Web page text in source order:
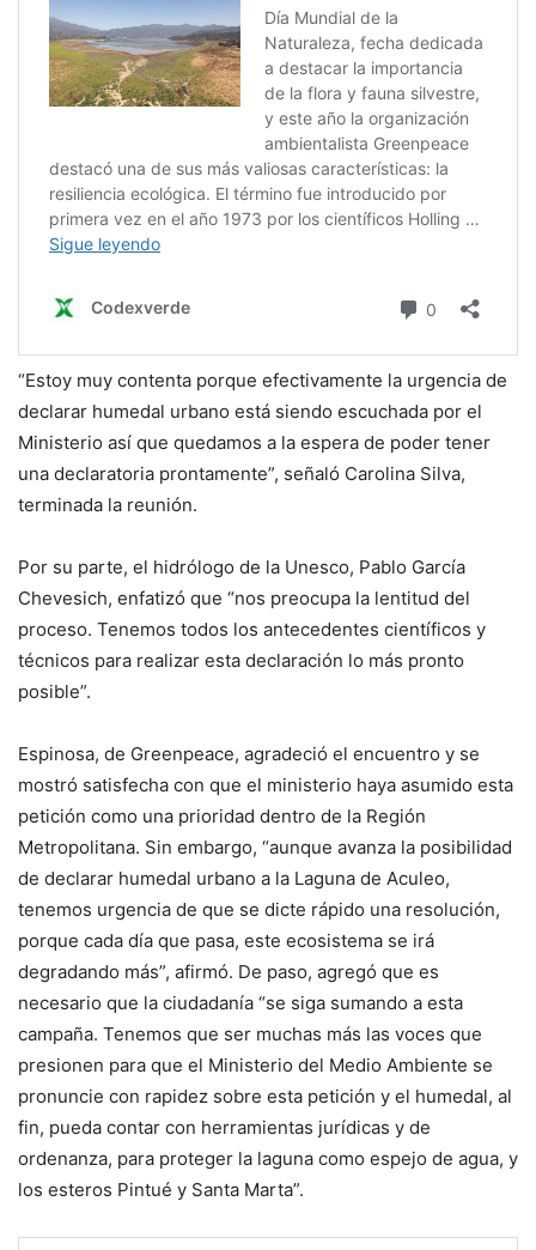
“Estoy muy contenta porque efectivamente la urgencia de
declarar humedal urbano está siendo escuchada por el
Ministerio así que quedamos a la espera de poder tener
una declaratoria prontamente”, señaló Carolina Silva,
terminada la reunión.
Por su parte, el hidrólogo de la Unesco, Pablo García
Chevesich, enfatizó que “nos preocupa la lentitud del
proceso. Tenemos todos los antecedentes científicos y
técnicos para realizar esta declaración lo más pronto
posible”.
Espinosa, de Greenpeace, agradeció el encuentro y se
mostró satisfecha con que el ministerio haya asumido esta
petición como una prioridad dentro de la Región
Metropolitana. Sin embargo, “aunque avanza la posibilidad
de declarar humedal urbano a la Laguna de Aculeo,
tenemos urgencia de que se dicte rápido una resolución,
porque cada día que pasa, este ecosistema se irá
degradando más”, afirmó. De paso, agregó que es
necesario que la ciudadanía “se siga sumando a esta
campaña. Tenemos que ser muchas más las voces que
presionen para que el Ministerio del Medio Ambiente se
pronuncie con rapidez sobre esta petición y el humedal, al
fin, pueda contar con herramientas jurídicas y de
ordenanza, para proteger la laguna como espejo de agua, y
los esteros Pintué y Santa Marta”.